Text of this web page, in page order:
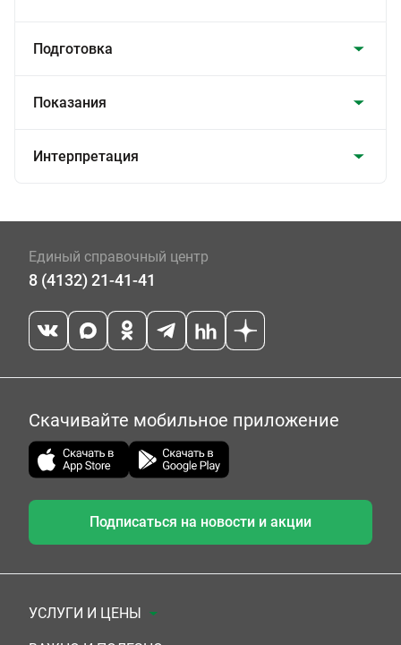
Подготовка
Показания
Интерпретация
Единый справочный центр
8 (4132) 21-41-41
Скачивайте мобильное приложение
Подписаться на новости и акции
УСЛУГИ И ЦЕНЫ